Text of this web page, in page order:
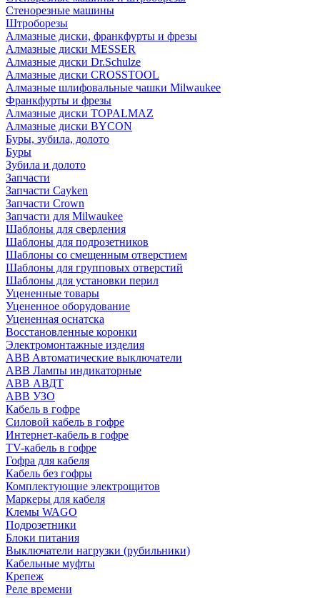
Стенорезные машины
Штроборезы
Алмазные диски, франкфурты и фрезы
Алмазные диски MESSER
Алмазные диски Dr.Schulze
Алмазные диски CROSSTOOL
Алмазные шлифовальные чашки Milwaukee
Франкфурты и фрезы
Алмазные диски TOPALMAZ
Алмазные диски BYCON
Буры, зубила, долото
Буры
Зубила и долото
Запчасти
Запчасти Cayken
Запчасти Crown
Запчасти для Milwaukee
Шаблоны для сверления
Шаблоны для подрозетников
Шаблоны со смещенным отверстием
Шаблоны для групповых отверстий
Шаблоны для установки перил
Уцененные товары
Уцененное оборудование
Уцененная оснатска
Восстановленные коронки
Электромонтажные изделия
ABB Aвтоматические выключатели
ABB Лампы индикаторные
ABB АВДТ
ABB УЗО
Кабель в гофре
Силовой кабель в гофре
Интернет-кабель в гофре
TV-кабель в гофре
Гофра для кабеля
Кабель без гофры
Комплектующие электрощитов
Маркеры для кабеля
Клемы WAGO
Подрозетники
Блоки питания
Выключатели нагрузки (рубильники)
Кабельные муфты
Крепеж
Реле времени